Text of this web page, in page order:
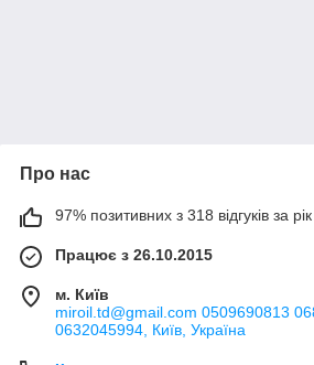
Про нас
97% позитивних з 318 відгуків за рік
Працює з 26.10.2015
м. Київ
miroil.td@gmail.com 0509690813
0632045994, Київ, Україна